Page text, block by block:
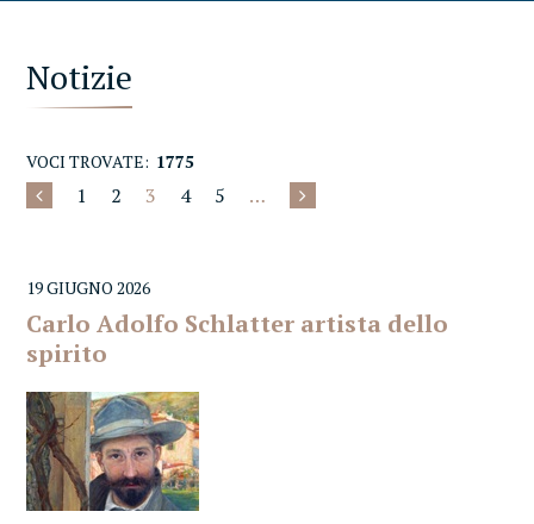
Notizie
VOCI TROVATE: 1775
1 2 3 4 5 …
19 GIUGNO 2026
Carlo Adolfo Schlatter artista dello
spirito